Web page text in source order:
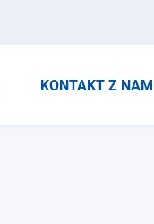
KONTAKT Z